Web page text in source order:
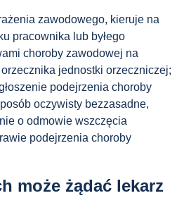
zawodowego, kieruje na
pracownika lub byłego
choroby zawodowej na
jednostki orzeczniczej;
podejrzenia choroby
oczywisty bezzasadne,
o odmowie wszczęcia
podejrzenia choroby
może żądać lekarz